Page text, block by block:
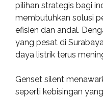
pilihan strategis bagi
membutuhkan solusi
efisien dan andal.
yang pesat di
daya listrik terus
Genset silent
seperti kebisingan